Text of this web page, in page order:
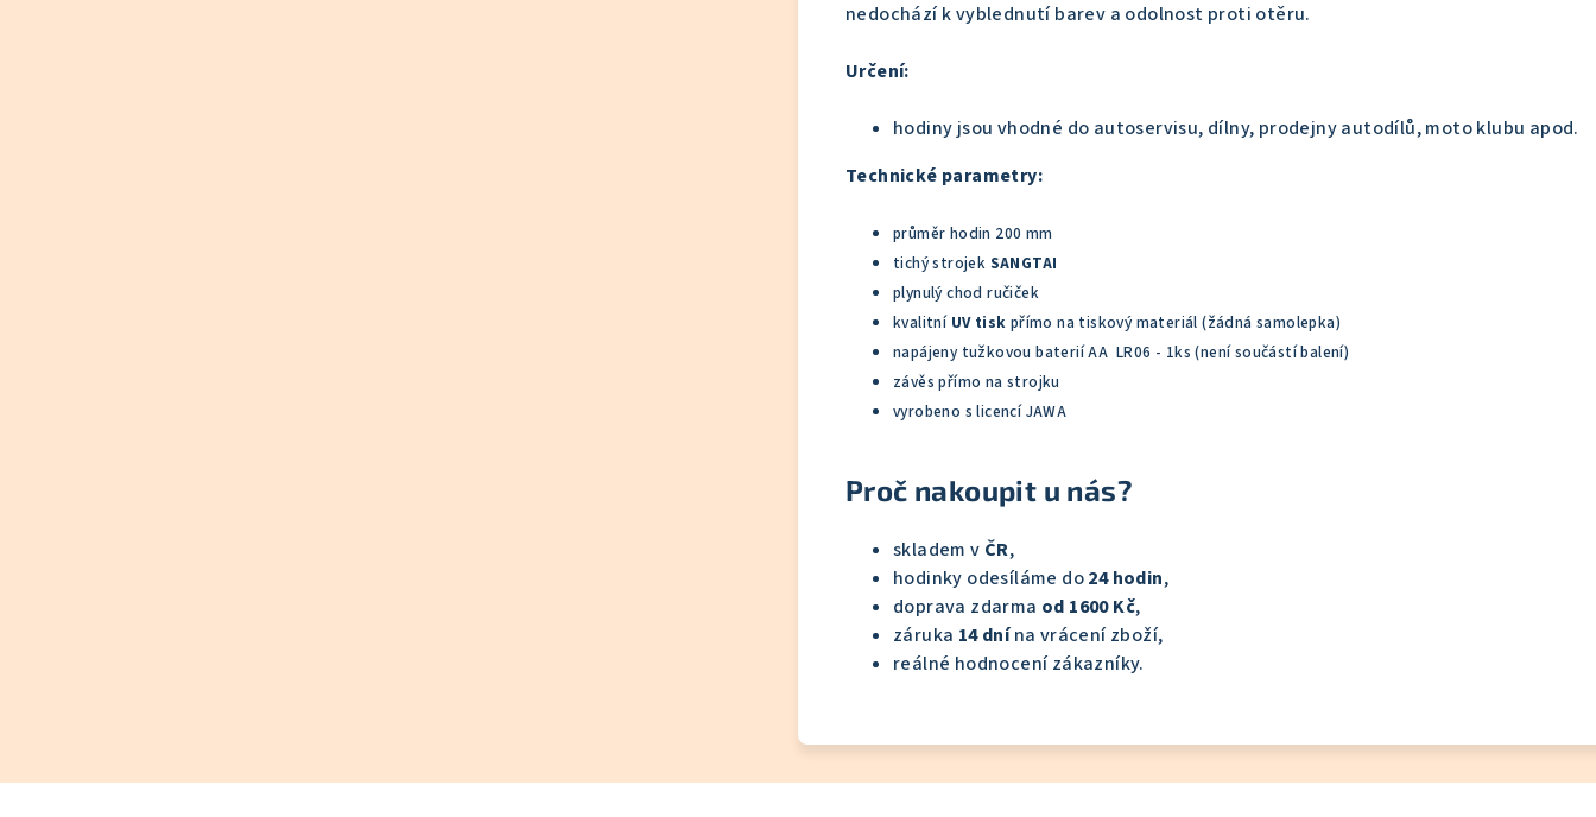
nedochází k vyblednutí barev a odolnost proti otěru.
Určení:
hodiny jsou vhodné do autoservisu, dílny, prodejny autodílů, moto klubu apod.
Technické parametry:
průměr hodin 200 mm
tichý strojek SANGTAI
plynulý chod ručiček
kvalitní UV tisk přímo na tiskový materiál (žádná samolepka)
napájeny tužkovou baterií AA LR06 - 1ks (není součástí balení)
závěs přímo na strojku
vyrobeno s licencí JAWA
Proč nakoupit u nás?
skladem v ČR,
hodinky odesíláme do24 hodin,
doprava zdarma od 1600 Kč,
záruka 14 dnína vrácení zboží,
reálné hodnocení zákazníky.